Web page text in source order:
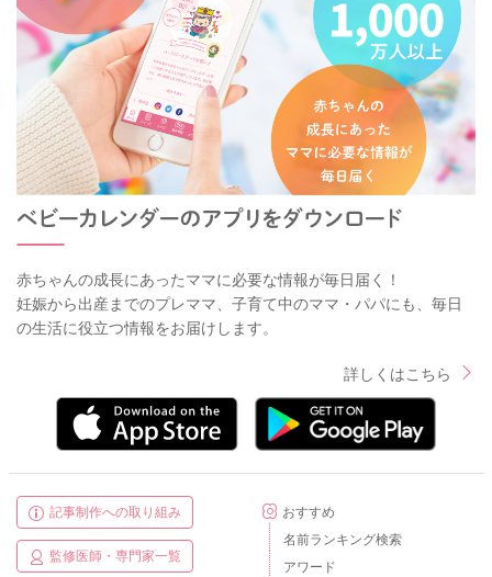
赤ちゃんの成長にあったママに必要な情報が毎日届く！
妊娠から出産までのプレママ、子育て中のママ・パパにも、毎日
の生活に役立つ情報をお届けします。
詳しくはこちら
記事制作への取り組み
監修医師・専門家一覧
おすすめ
名前ランキング検索
アワード